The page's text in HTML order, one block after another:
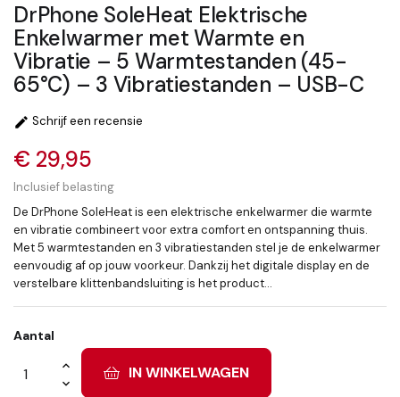
DrPhone SoleHeat Elektrische
Enkelwarmer met Warmte en
Vibratie – 5 Warmtestanden (45-
65°C) – 3 Vibratiestanden – USB-C
 Schrijf een recensie
€ 29,95
Inclusief belasting
De DrPhone SoleHeat is een elektrische enkelwarmer die warmte
en vibratie combineert voor extra comfort en ontspanning thuis.
Met 5 warmtestanden en 3 vibratiestanden stel je de enkelwarmer
eenvoudig af op jouw voorkeur. Dankzij het digitale display en de
verstelbare klittenbandsluiting is het product...
Aantal
IN WINKELWAGEN